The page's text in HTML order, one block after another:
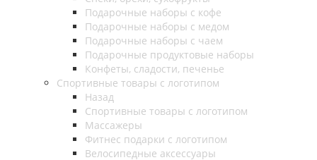
Подарочные наборы с кофе
Подарочные наборы с медом
Подарочные наборы с чаем
Подарочные продуктовые наборы
Конфеты, сладости, печенье
Спортивные товары с логотипом
Назад
Спортивные товары с логотипом
Массажеры
Фитнес подарки с логотипом
Велосипедные аксессуары